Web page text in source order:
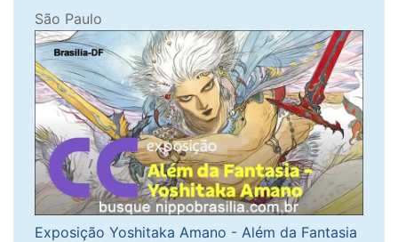
São Paulo
Exposição Yoshitaka Amano - Além da Fantasia